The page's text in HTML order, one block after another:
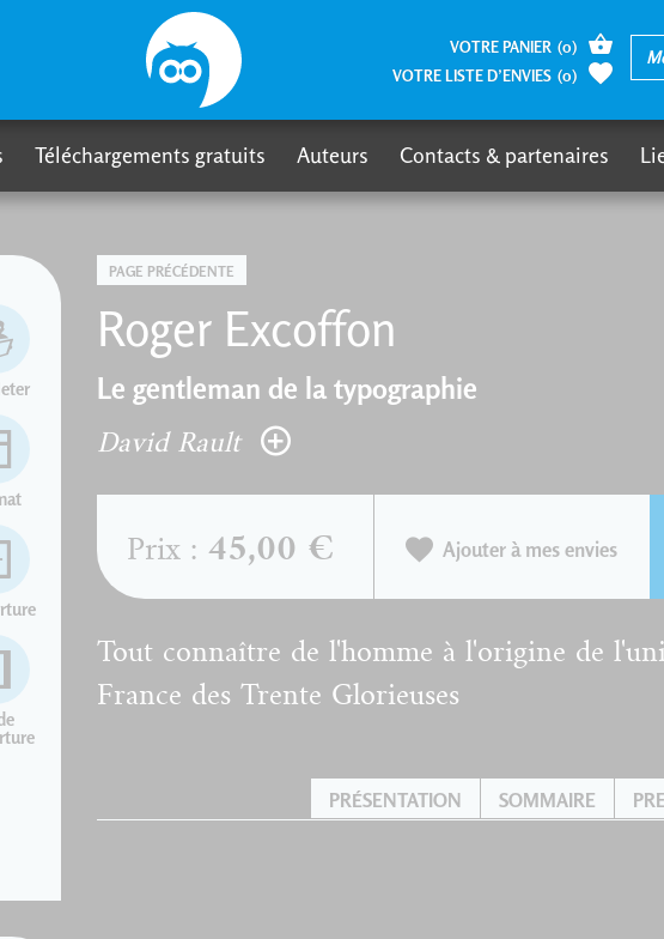
PAGE PRÉCÉDENTE
Roger Excoffon
Le gentleman de la typographie
David Rault
Prix : 45,00 € Ajouter à mes envies
Tout connaître de l'homme à l'origine de
France des Trente Glorieuses
PRÉSENTATION SOMMAIRE
VOTRE PANIER (0)
VOTRE LISTE D’ENVIES (0)
Téléchargements gratuits Auteurs Contacts & partenaires